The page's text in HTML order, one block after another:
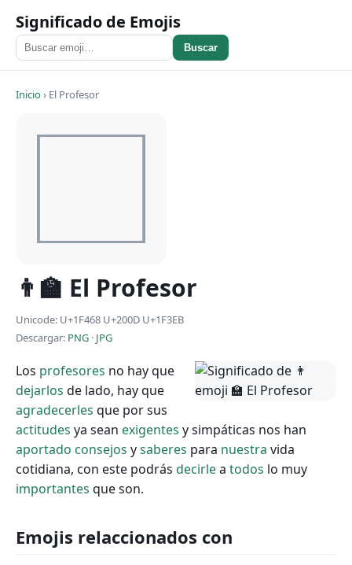
Significado de Emojis
Buscar
Inicio› El Profesor
👨‍🏫 El Profesor
Unicode: U+1F468 U+200D U+1F3EB
Descargar: PNG · JPG
Los profesores no hay que
dejarlos de lado, hay que
agradecerles que por sus
actitudes ya sean exigentes y simpáticas nos han
aportado consejos ysaberes para nuestra vida
cotidiana, con este podrás decirlea todos lo muy
importantes que son.
Emojis relaccionados con